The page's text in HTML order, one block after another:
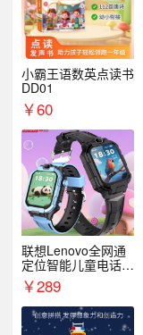
小霸王语数英点读书
DD01
￥60
联想Lenovo全网通
定位智能儿童电话手
表A1
￥289